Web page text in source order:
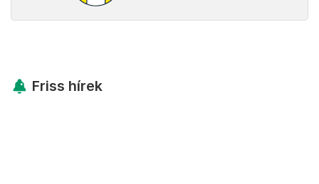
Friss hírek